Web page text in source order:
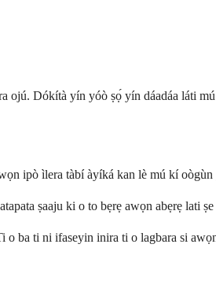
ojú. Dókítà yín yóò ṣọ́ yín dáadáa láti
ipò ìlera tàbí àyíká kan lè mú kí
ṣaaju ki o to bẹrẹ awọn abẹrẹ lati
ti ni ifaseyin inira ti o lagbara si